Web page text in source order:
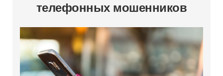
телефонных мошенников